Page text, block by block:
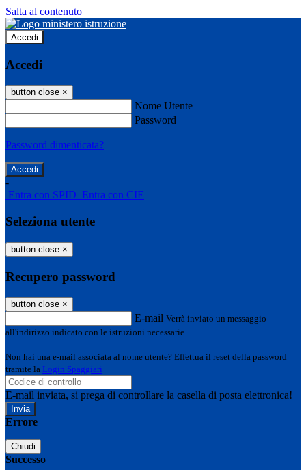
Salta al contenuto
Accedi
Accedi
button close ×
Nome Utente
Password
Password dimenticata?
-
Entra con SPID Entra con CIE
Seleziona utente
button close ×
Recupero password
button close ×
E-mail Verrà inviato un messaggio
all'indirizzo indicato con le istruzioni necessarie.
Non hai una e-mail associata al nome utente? Effettua il reset della password
tramite la Login Spaggiari
E-mail inviata, si prega di controllare la casella di posta elettronica!
Errore
Chiudi
Successo